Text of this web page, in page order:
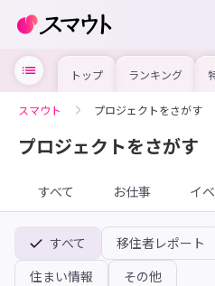
トップ ランキング
スマウト プロジェクトをさがす
プロジェクトをさがす
すべて お仕事 イ
すべて 移住者レポート
住まい情報
その他